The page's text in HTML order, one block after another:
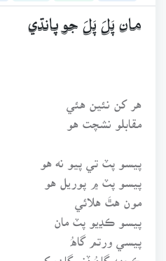
مان پَلَ پَلَ جو پانڌي
هر کن نئين هئي
مقابلو نشچت هو
پيسو پٽ ۾ پوريل هو
مون هٿَ هلائي
پيسو ڪڍيو پٽ مان
پيسي ورتم گاهُ
ڪجهه گاهُ ڏنو گانءِ کي